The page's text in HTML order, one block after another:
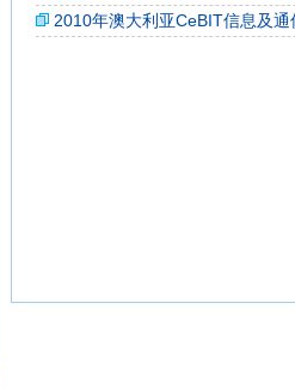
2010年澳大利亚CeBIT信息及